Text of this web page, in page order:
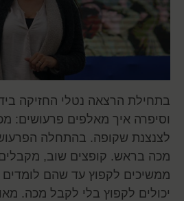
בתחילת הרצאה נטלי החזיקה
וסיפרה איך מאלפים פרעושים:
לצנצנת שקופה. בהתחלה
מכה בראש. קופצים שוב,
ממשיכים לקפוץ עד שהם לומדים
יכולים לקפוץ בלי לקבל מכה.